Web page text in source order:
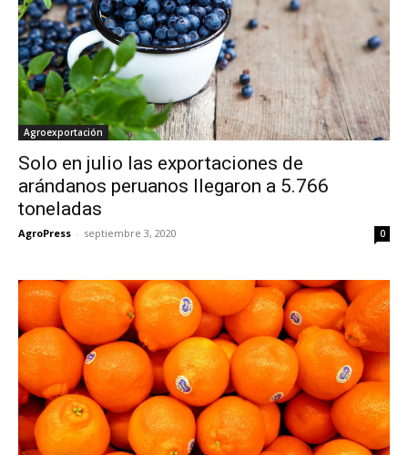
Agroexportación
Solo en julio las exportaciones de
arándanos peruanos llegaron a 5.766
toneladas
AgroPress - septiembre 3, 2020 0